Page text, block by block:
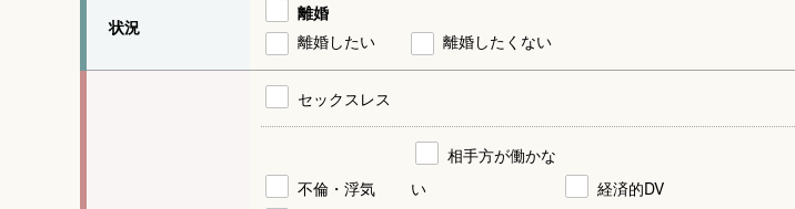
状況
離婚
離婚したい
離婚したくない
セックスレス
不倫・浮気
相手方が働かな
い
経済的DV